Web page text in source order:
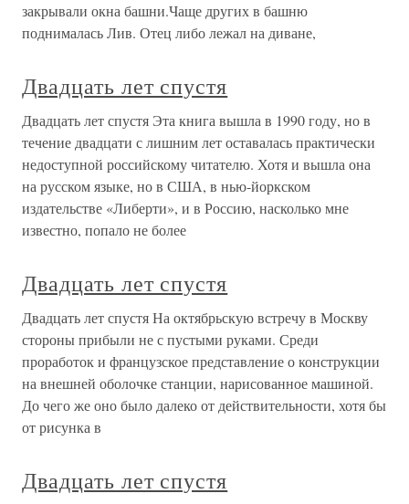
закрывали окна башни.Чаще других в башню
поднималась Лив. Отец либо лежал на диване,
Двадцать лет спустя
Двадцать лет спустя Эта книга вышла в 1990 году, но в
течение двадцати с лишним лет оставалась практически
недоступной российскому читателю. Хотя и вышла она
на русском языке, но в США, в нью-йоркском
издательстве «Либерти», и в Россию, насколько мне
известно, попало не более
Двадцать лет спустя
Двадцать лет спустя На октябрьскую встречу в Москву
стороны прибыли не с пустыми руками. Среди
проработок и французское представление о конструкции
на внешней оболочке станции, нарисованное машиной.
До чего же оно было далеко от действительности, хотя бы
от рисунка в
Двадцать лет спустя